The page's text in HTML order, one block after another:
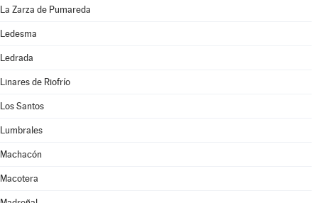
La Zarza de Pumareda
Ledesma
Ledrada
Linares de Riofrío
Los Santos
Lumbrales
Machacón
Macotera